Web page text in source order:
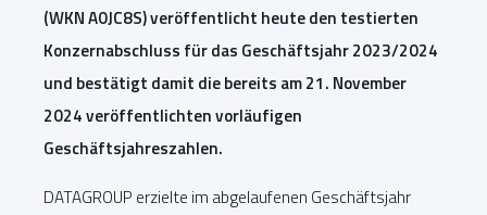
(WKN A0JC8S) veröffentlicht heute den testierten
Konzernabschluss für das Geschäftsjahr 2023/2024
und bestätigt damit die bereits am 21. November
2024 veröffentlichten vorläufigen
Geschäftsjahreszahlen.
DATAGROUP erzielte im abgelaufenen Geschäftsjahr